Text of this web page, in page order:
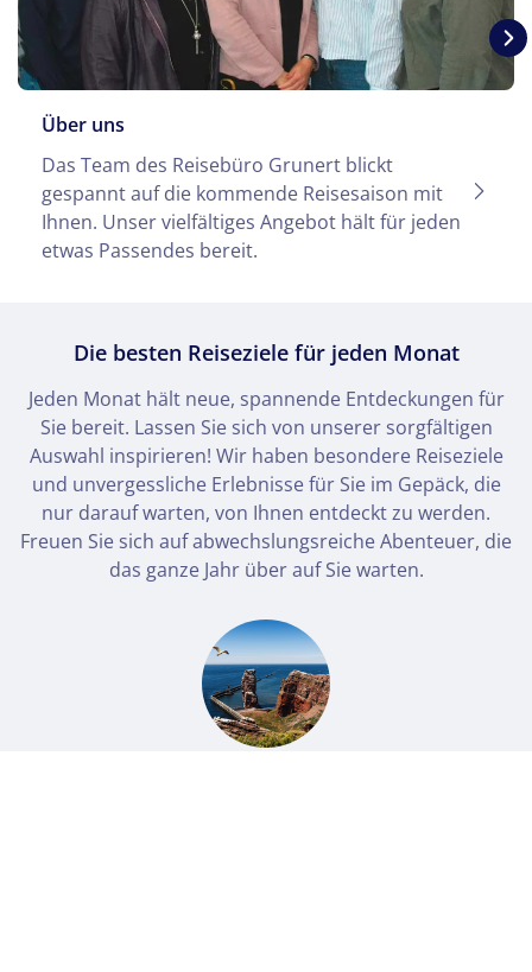
Keine Reisen auf der Merkliste
Über uns
Das Team des Reisebüro Grunert blickt
gespannt auf die kommende Reisesaison mit
Ihnen. Unser vielfältiges Angebot hält für jeden
etwas Passendes bereit.
Die besten Reiseziele für jeden Monat
Jeden Monat hält neue, spannende Entdeckungen für
Sie bereit. Lassen Sie sich von unserer sorgfältigen
Auswahl inspirieren! Wir haben besondere Reiseziele
und unvergessliche Erlebnisse für Sie im Gepäck, die
nur darauf warten, von Ihnen entdeckt zu werden.
Freuen Sie sich auf abwechslungsreiche Abenteuer, die
das ganze Jahr über auf Sie warten.